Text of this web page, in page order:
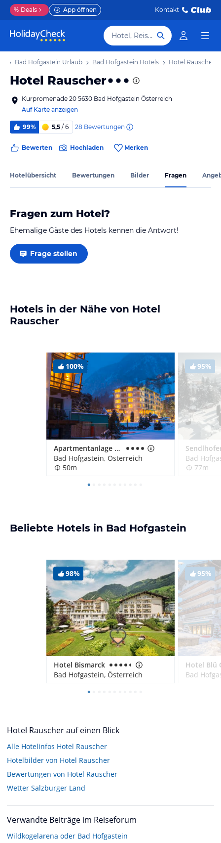
% Deals App öffnen Kontakt
Hotel, Reiseziel
Bad Hofgastein Urlaub Bad Hofgastein Hotels Hotel Rauscher
Hotel Rauscher
Kurpromenade 20 5630 Bad Hofgastein Österreich
Auf Karte anzeigen
99% 5,5 / 6 28 Bewertungen
Bewerten Hochladen Merken
Hotelübersicht Bewertungen Bilder Fragen
Fragen zum Hotel?
Ehemalige Gäste des Hotels kennen die Antwort!
Frage stellen
Hotels in der Nähe von Hotel
Rauscher
100%
Apartmentanlage Alpen Domicil
Bad Hofgastein, Österreich
50m
95%
Bad
77m
Beliebte Hotels in Bad Hofgastein
98%
Hotel Bismarck
Bad Hofgastein, Österreich
95%
Hotel Blü
Bad
Hotel Rauscher auf einen Blick
Alle Hotelinfos Hotel Rauscher
Hotelbilder von Hotel Rauscher
Bewertungen von Hotel Rauscher
Wetter Salzburger Land
Verwandte Beiträge im Reiseforum
Wildkogelarena oder Bad Hofgastein